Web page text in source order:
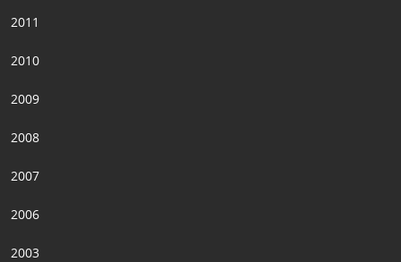
2011
2010
2009
2008
2007
2006
2003